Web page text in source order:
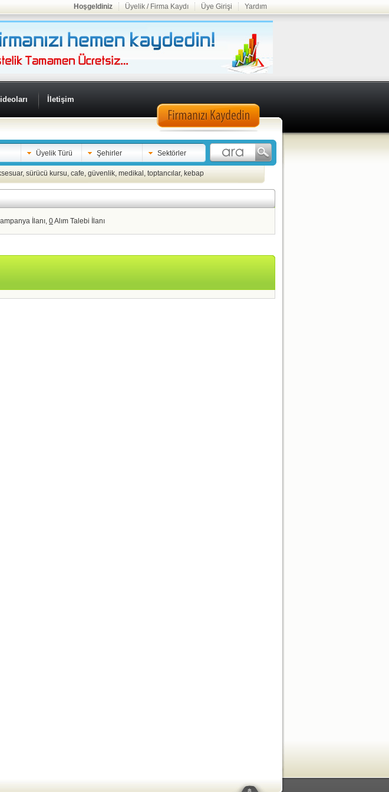
Hoşgeldiniz Üyelik / Firma Kaydı Üye Girişi Yardım
İletişim
Üyelik Türü Şehirler Sektörler
, sürücü kursu, cafe, güvenlik, medikal , toptancılar, kebap
İlanı, 0Alım Talebi İlanı